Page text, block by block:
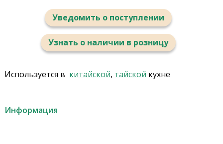
Уведомить о поступлении
Узнать о наличии в розницу
Используется в китайской, тайской кухне
Информация